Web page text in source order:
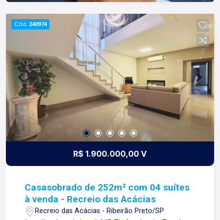
Cód. 240974
R$ 1.900.000,00 V
Casasobrado de 252m² com 04 suítes
à venda - Recreio das Acácias
Recreio das Acácias - Ribeirão Preto/SP